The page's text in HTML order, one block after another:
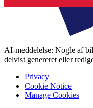
AI-meddelelse: Nogle af
delvist genereret eller
Privacy
Cookie Notice
Manage Cookies